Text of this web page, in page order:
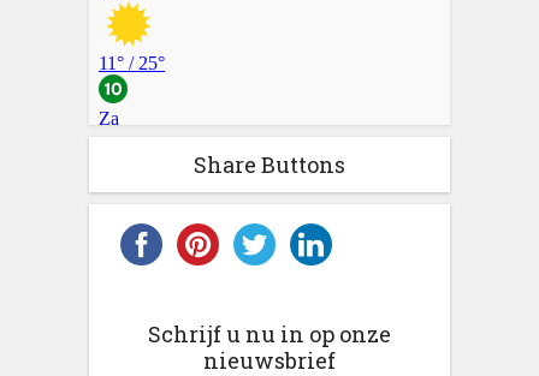
Share Buttons
Schrijf u nu in op onze
nieuwsbrief